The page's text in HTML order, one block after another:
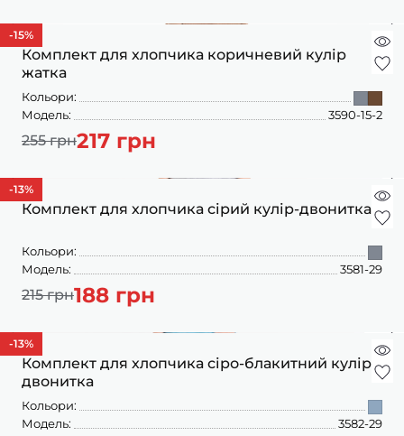
-15%
Комплект для хлопчика коричневий кулір
жатка
Кольори:
Модель:
3590-15-2
255 грн217 грн
-13%
Комплект для хлопчика сірий кулір-двонитка
Кольори:
Модель:
3581-29
215 грн188 грн
-13%
Комплект для хлопчика сіро-блакитний кулір-
двонитка
Кольори:
Модель:
3582-29